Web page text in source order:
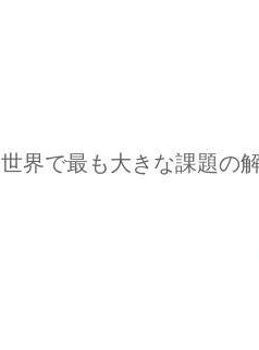
世界で最も大きな課題の